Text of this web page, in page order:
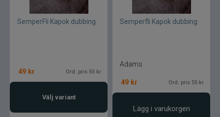
SemperFli Kapok dubbing
49 kr Ord. pris 55 kr
Välj variant
Semperfli Kapok dubbing
Adams
49 kr Ord. pris 55 kr
Lägg i varukorgen